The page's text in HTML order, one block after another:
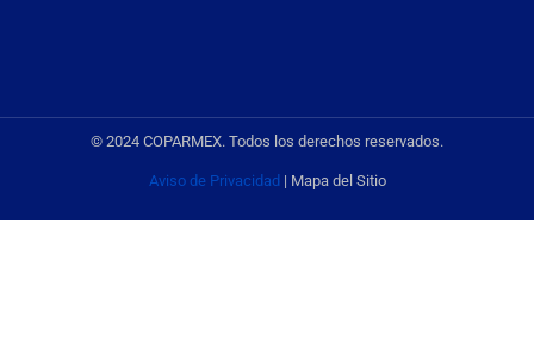
© 2024 COPARMEX. Todos los derechos reservados.
Aviso de Privacidad | Mapa del Sitio